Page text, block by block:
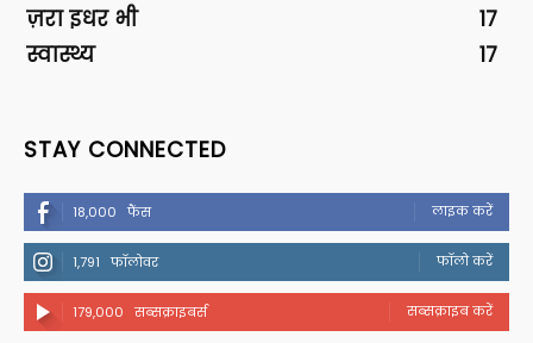
ज़रा इधर भी
17
स्वास्थ्य
17
STAY CONNECTED
18,000 फैंस लाइक करें
1,791 फॉलोवर फॉलो करें
179,000 सब्सक्राइबर्स सब्सक्राइब करें